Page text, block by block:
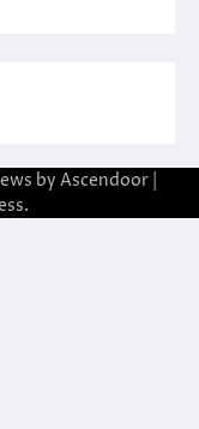
by Ascendoor
.